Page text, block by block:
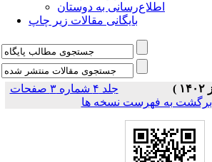
اطلاع‌رسانی به دوستان
بایگانی مقالات زیر چاپ
جلد ۴ شماره ۳ صفحات
برگشت به فهرست نسخه ها